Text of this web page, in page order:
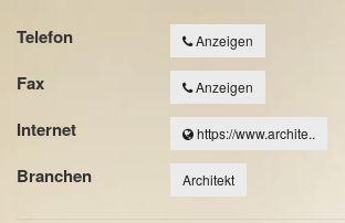
Telefon Anzeigen
Fax Anzeigen
Internet https://www.archite..
Branchen Architekt